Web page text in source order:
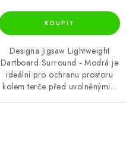
Designa Jigsaw Lightweight
Dartboard Surround - Modrá je
ideální pro ochranu prostoru
kolem terče před uvolněnými...